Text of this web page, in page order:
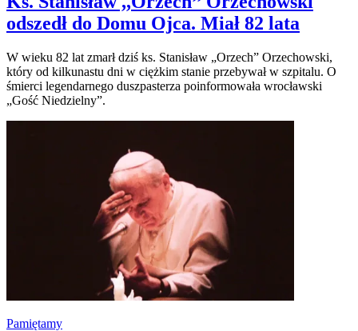
odszedł do Domu Ojca. Miał 82 lata
W wieku 82 lat zmarł dziś ks. Stanisław „Orzech” Orzechowski,
który od kilkunastu dni w ciężkim stanie przebywał w szpitalu. O
śmierci legendarnego duszpasterza poinformowała wrocławski
„Gość Niedzielny”.
Pamiętamy